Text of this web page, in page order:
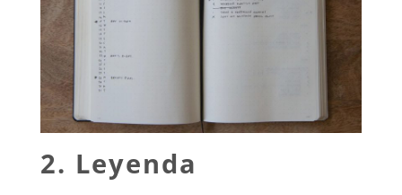
2. Leyenda